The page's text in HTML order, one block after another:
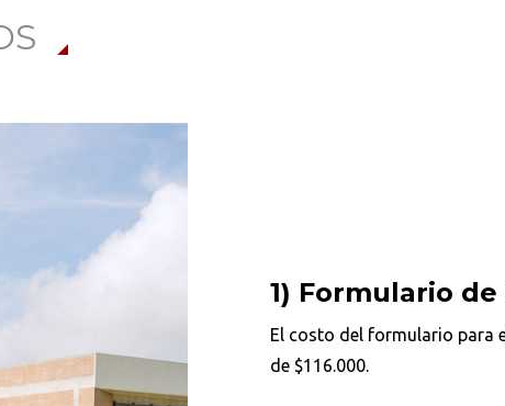
1) Formulario
El costo del formulario para
de $116.000.